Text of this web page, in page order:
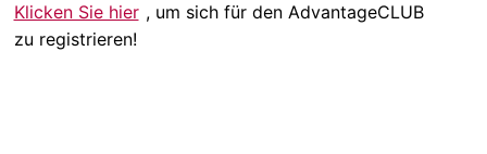
Klicken Sie hier , um sich für den AdvantageCLUB
zu registrieren!